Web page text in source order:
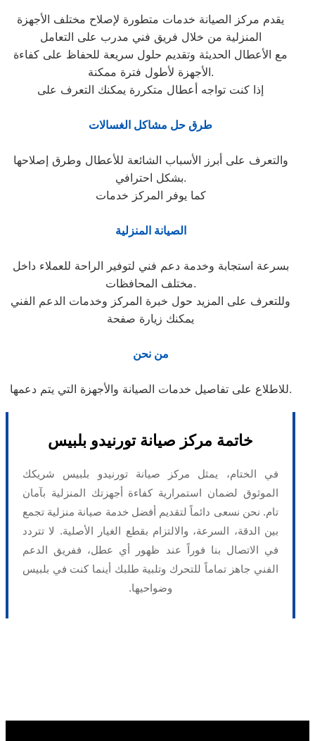
يقدم مركز الصيانة خدمات متطورة لإصلاح مختلف الأجهزة
المنزلية من خلال فريق فني مدرب على التعامل
مع الأعطال الحديثة وتقديم حلول سريعة للحفاظ على كفاءة
الأجهزة لأطول فترة ممكنة.
إذا كنت تواجه أعطال متكررة يمكنك التعرف على
طرق حل مشاكل الغسالات
والتعرف على أبرز الأسباب الشائعة للأعطال وطرق إصلاحها
بشكل احترافي.
كما يوفر المركز خدمات
الصيانة المنزلية
بسرعة استجابة وخدمة دعم فني لتوفير الراحة للعملاء داخل
مختلف المحافظات.
وللتعرف على المزيد حول خبرة المركز وخدمات الدعم الفني
يمكنك زيارة صفحة
من نحن
للاطلاع على تفاصيل خدمات الصيانة والأجهزة التي يتم دعمها.
خاتمة مركز صيانة تورنيدو بلبيس
في الختام، يمثل مركز صيانة تورنيدو بلبيس شريكك
الموثوق لضمان استمرارية كفاءة أجهزتك المنزلية بآمان
تام. نحن نسعى دائماً لتقديم أفضل خدمة صيانة منزلية تجمع
بين الدقة، السرعة، والالتزام بقطع الغيار الأصلية. لا تتردد
في الاتصال بنا فوراً عند ظهور أي عطل، ففريق الدعم
الفني جاهز تماماً للتحرك وتلبية طلبك أينما كنت في بلبيس
وضواحيها.